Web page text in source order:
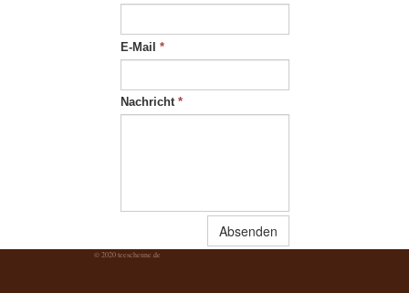
E-Mail *
Nachricht*
Absenden
© 2020 teescheune.de